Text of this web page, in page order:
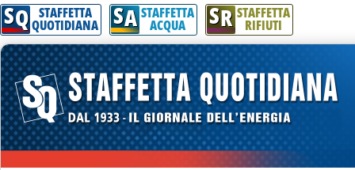
SQ STAFFETTA
QUOTIDIANA SA STAFFETTA
ACQUA SR STAFFETTA
RIFIUTI